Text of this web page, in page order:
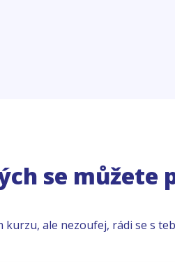
se můžete
kurzu, ale nezoufej, rádi se s